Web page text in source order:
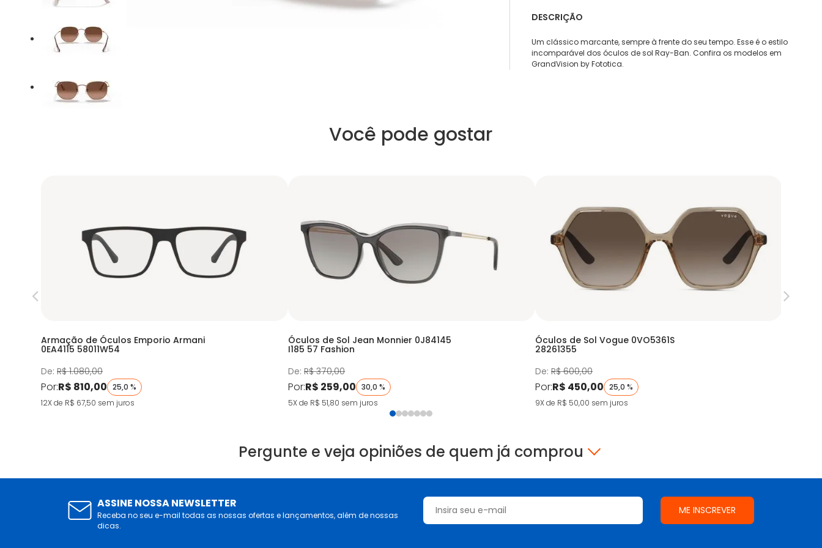
DESCRIÇÃO
Um clássico marcante, sempre à frente do seu tempo. Esse é o estilo
incomparável dos óculos de sol Ray-Ban. Confira os modelos em
GrandVision by Fototica.
Você pode gostar
Armação de Óculos Emporio Armani
0EA4115 58011W54
De:R$ 1.080,00
Por:R$ 810,00 25,0 %
12X de R$ 67,50 sem juros
Óculos de Sol Jean Monnier 0J84145
I185 57 Fashion
De:R$ 370,00
Por:R$ 259,00 30,0 %
5X de R$ 51,80 sem juros
Óculos de Sol Vogue 0VO5361S
28261355
De:R$ 600,00
Por:R$ 450,00 25,0 %
9X de R$ 50,00 sem juros
Pergunte e veja opiniões de quem já comprou
ASSINE NOSSA NEWSLETTER
Receba no seu e-mail todas as nossas ofertas e lançamentos, além de nossas
dicas.